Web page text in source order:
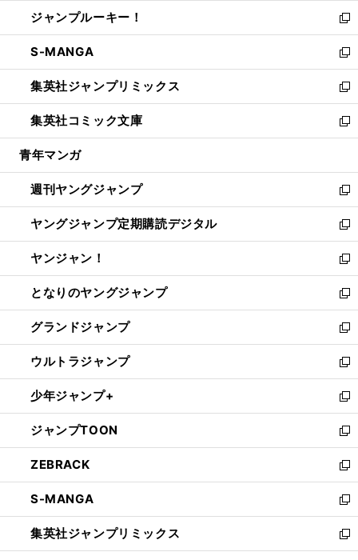
く
で
開
く
ド
ウ
で
開
く
ィ
ン
ド
ウ
で
開
く
し
い
ウ
ィ
ン
ド
ウ
で
開
ジャンプルーキー！
新
し
い
ウ
ィ
ン
ド
ウ
開
く
S-MANGA
新
し
い
ウ
ィ
ン
ウ
で
開
く
集英社ジャンプリミックス
新
し
い
ウ
ン
ド
ウ
で
開
く
集英社コミック文庫
新
し
ウ
ィ
ン
ド
ウ
で
開
く
青年マンガ
週刊ヤングジャンプ
新
し
い
ウ
ィ
ン
ド
ウ
で
開
く
ヤングジャンプ定期購読デジタル
新
し
い
ウ
ィ
ン
ド
ウ
で
開
く
ヤンジャン！
新
し
い
ウ
ィ
ン
ド
ウ
で
開
く
となりのヤングジャンプ
新
し
い
ウ
ィ
ン
ド
ウ
で
開
く
グランドジャンプ
新
し
い
ウ
ィ
ン
ド
ウ
で
開
く
ウルトラジャンプ
新
し
い
ウ
ィ
ン
ド
ウ
で
開
く
少年ジャンプ+
新
し
い
ウ
ィ
ン
ド
ウ
で
開
ジャンプTOON
新
し
い
ウ
ィ
ン
ド
ウ
ZEBRACK
新
し
い
ウ
ィ
ン
S-MANGA
新
し
い
ウ
集英社ジャンプリミックス
新
し